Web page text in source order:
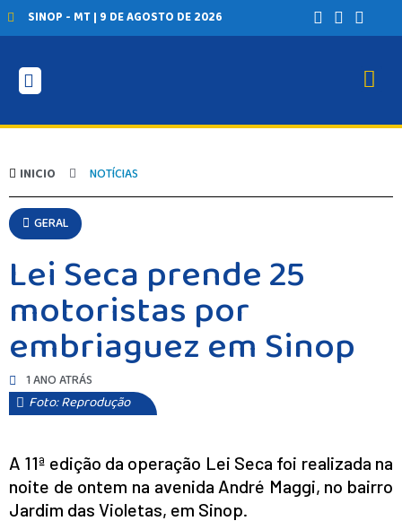
SINOP - MT | 9 DE AGOSTO DE 2026
INICIO NOTÍCIAS
GERAL
Lei Seca prende 25
motoristas por
embriaguez em Sinop
1 ANO ATRÁS
Foto: Reprodução
A 11ª edição da operação Lei Seca foi realizada na
noite de ontem na avenida André Maggi, no bairro
Jardim das Violetas, em Sinop.